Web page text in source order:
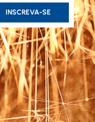
INSCREVA-SE